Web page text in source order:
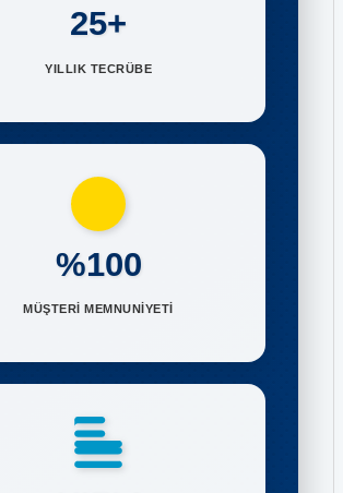
25+
YILLIK TECRÜBE
%100
MÜŞTERİ MEMNUNİYETİ